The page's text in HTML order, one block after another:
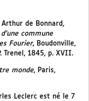
de Bonnard,
commune
Fourier, Boudonville,
Trenel, 1845, p. XVII.
monde, Paris,
Leclerc est né le 7